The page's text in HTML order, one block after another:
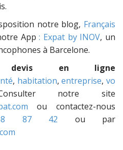
notre blog, Français
App: Expat by INOV, un
à Barcelone.
devis en ligne
, habitation,entreprise,vo
notre site
ou contactez-nous
87 42 ou par